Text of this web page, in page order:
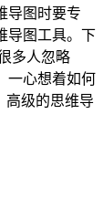
导图时要专
导图工具。下
多人忽略
一心想着如何
高级的思维导